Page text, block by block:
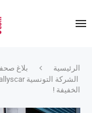
الرئيسية
بلاغ
الخفيفة !